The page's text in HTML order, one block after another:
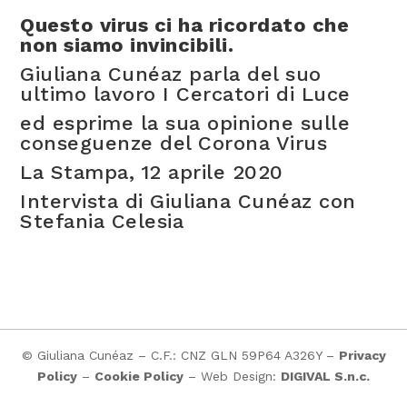
Questo virus ci ha ricordato che
non siamo invincibili.
Giuliana Cunéaz parla del suo
ultimo lavoro I Cercatori di Luce
ed esprime la sua opinione sulle
conseguenze del Corona Virus
La Stampa, 12 aprile 2020
Intervista di Giuliana Cunéaz con
Stefania Celesia
© Giuliana Cunéaz – C.F.: CNZ GLN 59P64 A326Y – Privacy
Policy – Cookie Policy – Web Design: DIGIVAL S.n.c.